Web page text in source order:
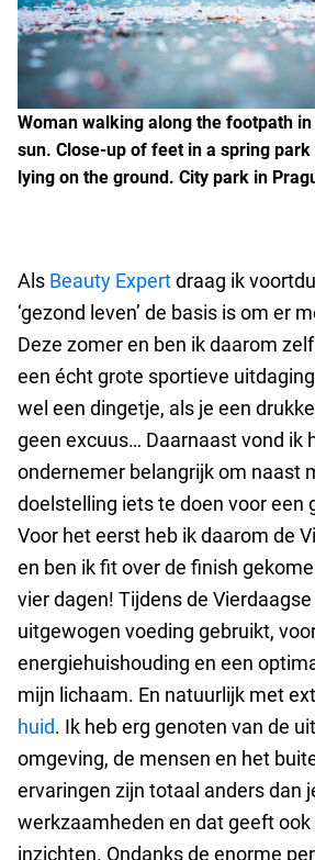
Woman walking along the footpath
sun. Close-up of feet in a spring
lying on the ground. City park in
Als Beauty Expertdraag ik
‘gezond leven’ de basis is om er
Deze zomer en ben ik daarom
een écht grote sportieve
wel een dingetje, als je een
geen excuus… Daarnaast vond ik
ondernemer belangrijk om naast
doelstelling iets te doen voor een
Voor het eerst heb ik daarom de
en ben ik fit over de finish
vier dagen! Tijdens de
uitgewogen voeding gebruikt,
energiehuishouding en een
mijn lichaam. En natuurlijk met
huid. Ik heb erg genoten van de
omgeving, de mensen en het
ervaringen zijn totaal anders dan
werkzaamheden en dat geeft
inzichten. Ondanks de enorme